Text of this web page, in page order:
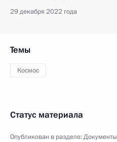
29 декабря 2022 года
Темы
Космос
Статус материала
Опубликован в разделе:Документы